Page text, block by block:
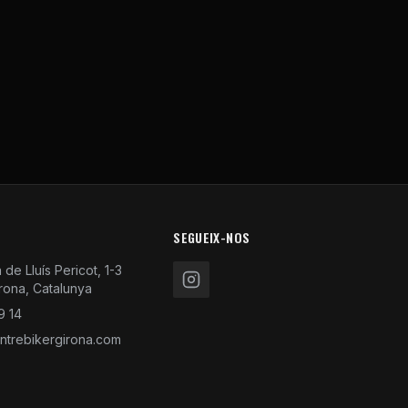
de Lluís Pericot, 1-3
Catalunya
14
SEGUEIX-NOS